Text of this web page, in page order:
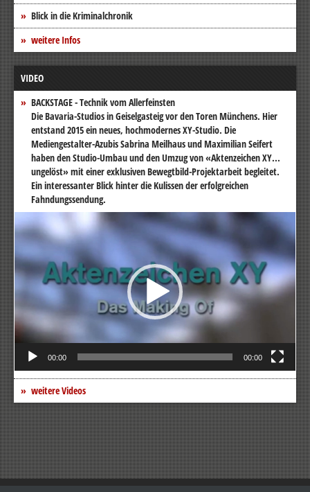
Blick in die Kriminalchronik
weitere Infos
VIDEO
BACKSTAGE - Technik vom Allerfeinsten
Die Bavaria-Studios in Geiselgasteig vor den Toren Münchens. Hier
entstand 2015 ein neues, hochmodernes XY-Studio. Die
Mediengestalter-Azubis Sabrina Meilhaus und Maximilian Seifert
haben den Studio-Umbau und den Umzug von «Aktenzeichen XY...
ungelöst» mit einer exklusiven Bewegtbild-Projektarbeit begleitet.
Ein interessanter Blick hinter die Kulissen der erfolgreichen
Fahndungssendung.
Video-
Player
00:00 00:00
weitere Videos